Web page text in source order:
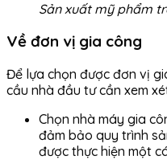
Sản xuất mỹ phẩm
Về đơn vị gia công
Để lựa chọn được đơn vị
cầu nhà đầu tư cần xem
Chọn nhà máy gia
đảm bảo quy trình
được thực hiện một